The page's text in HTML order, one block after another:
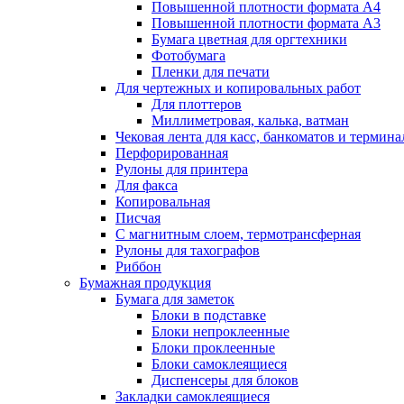
Повышенной плотности формата А4
Повышенной плотности формата А3
Бумага цветная для оргтехники
Фотобумага
Пленки для печати
Для чертежных и копировальных работ
Для плоттеров
Миллиметровая, калька, ватман
Чековая лента для касс, банкоматов и
Перфорированная
Рулоны для принтера
Для факса
Копировальная
Писчая
С магнитным слоем, термотрансферная
Рулоны для тахографов
Риббон
Бумажная продукция
Бумага для заметок
Блоки в подставке
Блоки непроклеенные
Блоки проклеенные
Блоки самоклеящиеся
Диспенсеры для блоков
Закладки самоклеящиеся